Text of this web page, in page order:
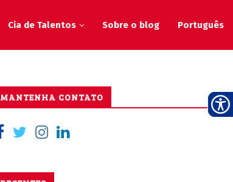
Cia de Talentos Sobre o blog Português
MANTENHA CONTATO